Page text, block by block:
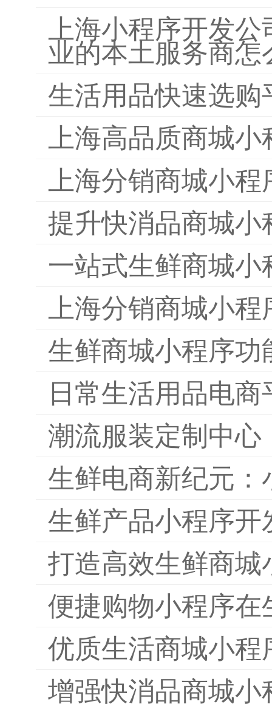
上海小程序开发
业的本土服务商怎
生活用品快速选购
上海高品质商城
上海分销商城小
提升快消品商城
一站式生鲜商城小
上海分销商城小
生鲜商城小程序功
日常生活用品电
潮流服装定制中心
生鲜电商新纪元
生鲜产品小程序开
打造高效生鲜商城
便捷购物小程序
优质生活商城小程
增强快消品商城